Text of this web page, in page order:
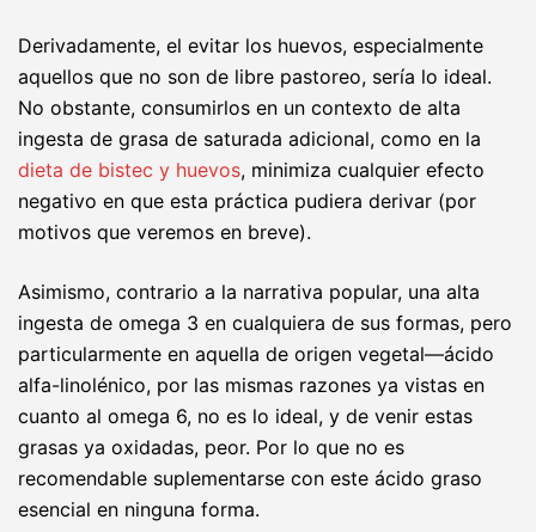
Derivadamente, el evitar los huevos, especialmente
aquellos que no son de libre pastoreo, sería lo ideal.
No obstante, consumirlos en un contexto de alta
ingesta de grasa de saturada adicional, como en la
dieta de bistec y huevos, minimiza cualquier efecto
negativo en que esta práctica pudiera derivar (por
motivos que veremos en breve).
Asimismo, contrario a la narrativa popular, una alta
ingesta de omega 3 en cualquiera de sus formas, pero
particularmente en aquella de origen vegetal—ácido
alfa-linolénico, por las mismas razones ya vistas en
cuanto al omega 6, no es lo ideal, y de venir estas
grasas ya oxidadas, peor. Por lo que no es
recomendable suplementarse con este ácido graso
esencial en ninguna forma.